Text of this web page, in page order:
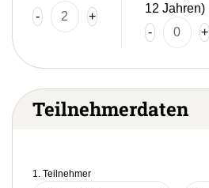
-
+
12 Jahren)
-
+
Teilnehmerdaten
1. Teilnehmer